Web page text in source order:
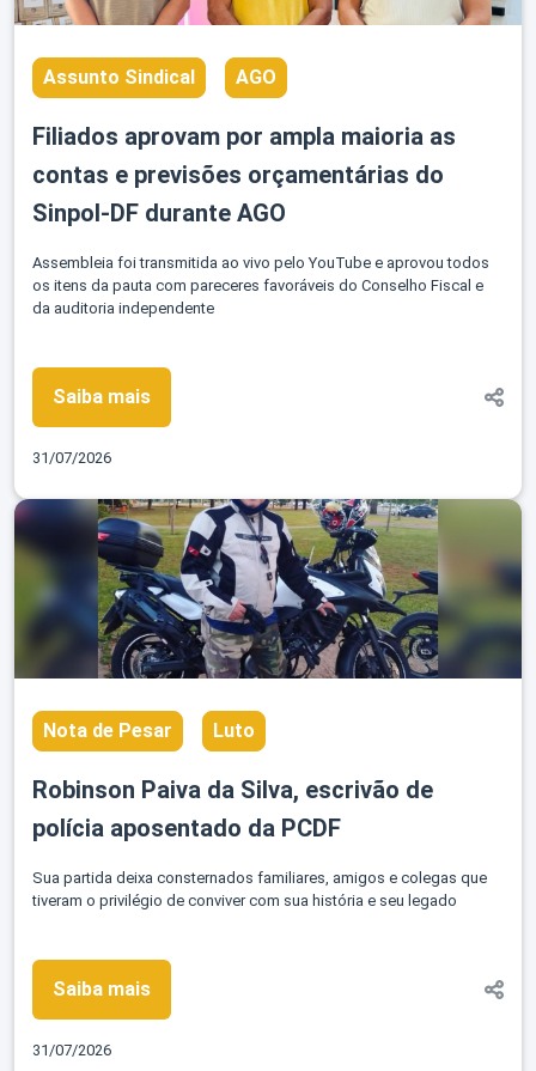
Assunto Sindical AGO
Filiados aprovam por ampla maioria as
contas e previsões orçamentárias do
Sinpol-DF durante AGO
Assembleia foi transmitida ao vivo pelo YouTube e aprovou todos
os itens da pauta com pareceres favoráveis do Conselho Fiscal e
da auditoria independente
Saiba mais
31/07/2026
Nota de Pesar Luto
Robinson Paiva da Silva, escrivão de
polícia aposentado da PCDF
Sua partida deixa consternados familiares, amigos e colegas que
tiveram o privilégio de conviver com sua história e seu legado
Saiba mais
31/07/2026